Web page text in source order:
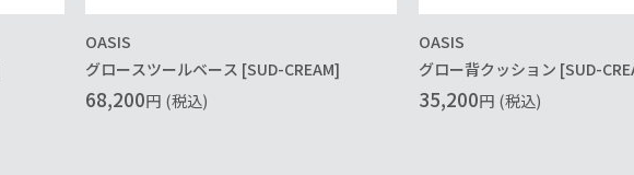
OASIS
グロースツールベース [SUD-CREAM]
68,200円 (税込)
OASIS
グロー背クッション [SUD-
35,200円 (税込)